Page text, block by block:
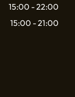
15:00 - 22:00
15:00 - 21:00